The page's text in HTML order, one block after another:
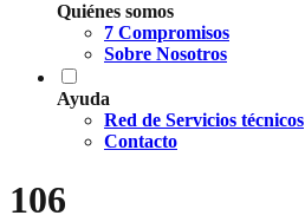
Quiénes somos
7 Compromisos
Sobre Nosotros
Ayuda
Red de Servicios técnicos
Contacto
106